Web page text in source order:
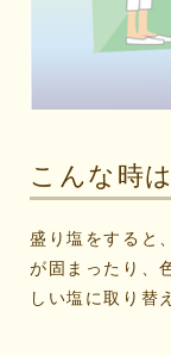
こんな時
盛り塩をすると
が固まったり、
しい塩に取り替